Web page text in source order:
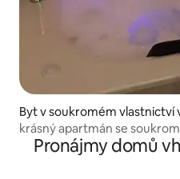
Byt v soukromém vlastnictví
mala City
krásný apartmán se
Pronájmy domů